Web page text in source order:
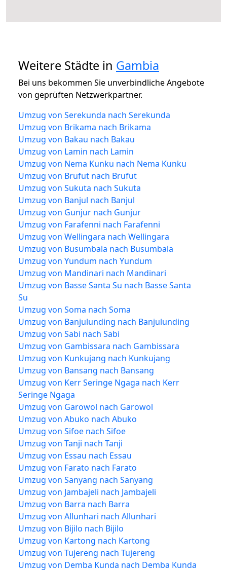
Weitere Städte in Gambia
Bei uns bekommen Sie unverbindliche Angebote
von geprüften Netzwerkpartner.
Umzug von Serekunda nach Serekunda
Umzug von Brikama nach Brikama
Umzug von Bakau nach Bakau
Umzug von Lamin nach Lamin
Umzug von Nema Kunku nach Nema Kunku
Umzug von Brufut nach Brufut
Umzug von Sukuta nach Sukuta
Umzug von Banjul nach Banjul
Umzug von Gunjur nach Gunjur
Umzug von Farafenni nach Farafenni
Umzug von Wellingara nach Wellingara
Umzug von Busumbala nach Busumbala
Umzug von Yundum nach Yundum
Umzug von Mandinari nach Mandinari
Umzug von Basse Santa Su nach Basse Santa
Su
Umzug von Soma nach Soma
Umzug von Banjulunding nach Banjulunding
Umzug von Sabi nach Sabi
Umzug von Gambissara nach Gambissara
Umzug von Kunkujang nach Kunkujang
Umzug von Bansang nach Bansang
Umzug von Kerr Seringe Ngaga nach Kerr
Seringe Ngaga
Umzug von Garowol nach Garowol
Umzug von Abuko nach Abuko
Umzug von Sifoe nach Sifoe
Umzug von Tanji nach Tanji
Umzug von Essau nach Essau
Umzug von Farato nach Farato
Umzug von Sanyang nach Sanyang
Umzug von Jambajeli nach Jambajeli
Umzug von Barra nach Barra
Umzug von Allunhari nach Allunhari
Umzug von Bijilo nach Bijilo
Umzug von Kartong nach Kartong
Umzug von Tujereng nach Tujereng
Umzug von Demba Kunda nach Demba Kunda